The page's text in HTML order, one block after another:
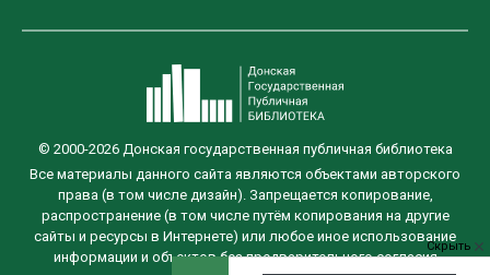
Скрыть
© 2000-2026 Донская государственная публичная библиотека
Все материалы данного сайта являются объектами авторского
права (в том числе дизайн). Запрещается копирование,
распространение (в том числе путём копирования на другие
сайты и ресурсы в Интернете) или любое иное использование
информации и объектов без предварительного согласия